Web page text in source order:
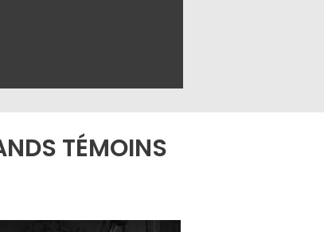
TÉMOINS